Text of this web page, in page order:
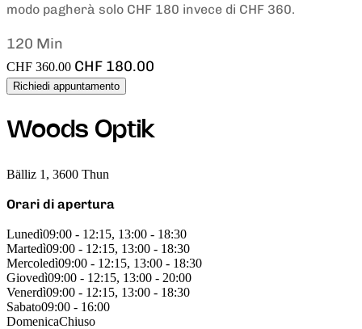
modo pagherà solo CHF 180 invece di CHF 360.
120 Min
CHF 360.00 CHF 180.00
Richiedi appuntamento
Woods Optik
Bälliz 1, 3600 Thun
Orari di apertura
Lunedì09:00 - 12:15, 13:00 - 18:30
Martedì09:00 - 12:15, 13:00 - 18:30
Mercoledì09:00 - 12:15, 13:00 - 18:30
Giovedì09:00 - 12:15, 13:00 - 20:00
Venerdì09:00 - 12:15, 13:00 - 18:30
Sabato09:00 - 16:00
DomenicaChiuso